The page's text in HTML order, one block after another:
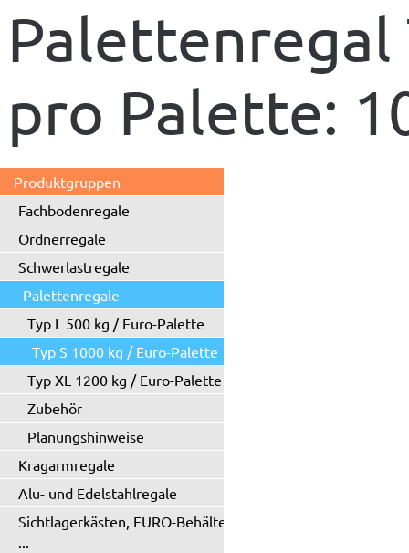
Palettenregal
pro Palette:
Produktgruppen
Fachbodenregale
Ordnerregale
Schwerlastregale
Palettenregale
Typ L 500 kg / Euro-Palette
Typ S 1000 kg / Euro-Palette
Typ XL 1200 kg / Euro-Palette
Zubehör
Planungshinweise
Kragarmregale
Alu- und Edelstahlregale
Sichtlagerkästen, EURO-Behälter
...